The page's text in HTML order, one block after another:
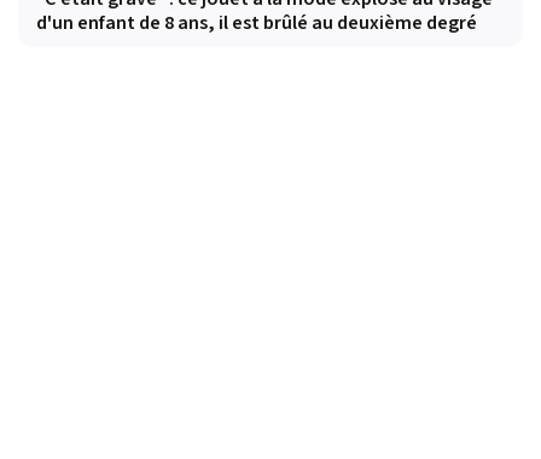
d'un enfant de 8 ans, il est brûlé au deuxième degré